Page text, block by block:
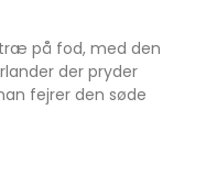
på fod, med den
der pryder
fejrer den søde